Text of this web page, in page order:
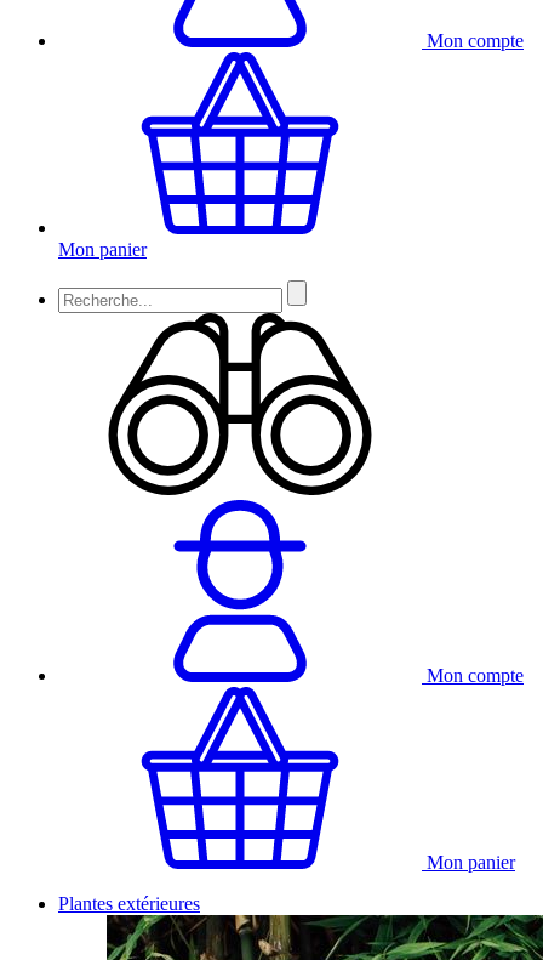
Mon compte
Mon panier
Mon compte
Mon panier
Plantes extérieures